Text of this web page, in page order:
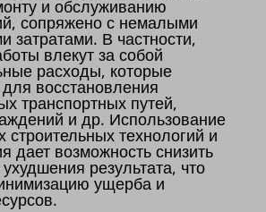
и обслуживанию
сопряжено с немалыми
затратами. В частности,
влекут за собой
расходы, которые
восстановления
транспортных путей,
и др. Использование
строительных технологий и
дает возможность снизить
результата, что
ущерба и